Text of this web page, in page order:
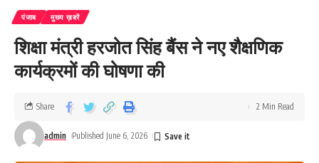
पंजाब मुख्य ख़बरें
शिक्षा मंत्री हरजोत सिंह बैंस ने नए शैक्षणिक
कार्यक्रमों की घोषणा की
admin Published June 6, 2026
Share 2 Min Read